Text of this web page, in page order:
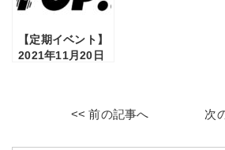
【定期イベント】
2021年11月20日
<< 前の記事へ 次